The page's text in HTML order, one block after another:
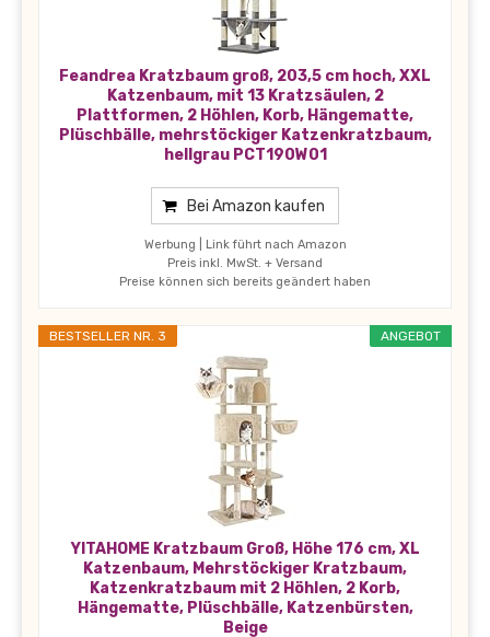
Feandrea Kratzbaum groß, 203,5 cm hoch, XXL
Katzenbaum, mit 13 Kratzsäulen, 2
Plattformen, 2 Höhlen, Korb, Hängematte,
Plüschbälle, mehrstöckiger Katzenkratzbaum,
hellgrau PCT190W01
Bei Amazon kaufen
Werbung | Link führt nach Amazon
Preis inkl. MwSt. + Versand
Preise können sich bereits geändert haben
ANGEBOT
BESTSELLER NR. 3
YITAHOME Kratzbaum Groß, Höhe 176 cm, XL
Katzenbaum, Mehrstöckiger Kratzbaum,
Katzenkratzbaum mit 2 Höhlen, 2 Korb,
Hängematte, Plüschbälle, Katzenbürsten,
Beige